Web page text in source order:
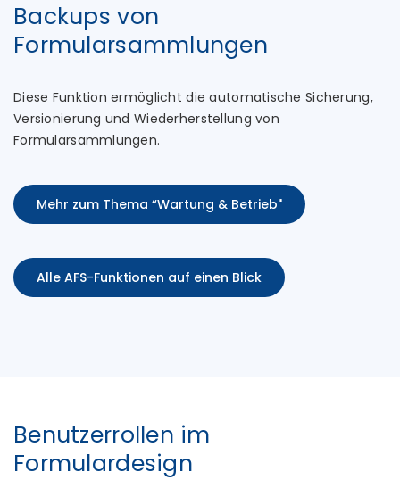
Backups von
Formularsammlungen
Diese Funktion ermöglicht die automatische Sicherung,
Versionierung und Wiederherstellung von
Formularsammlungen.
Mehr zum Thema “Wartung & Betrieb"
Alle AFS-Funktionen auf einen Blick
Benutzerrollen im
Formulardesign